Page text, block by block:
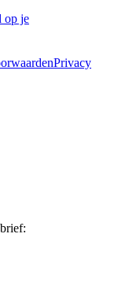
op je
Privacy